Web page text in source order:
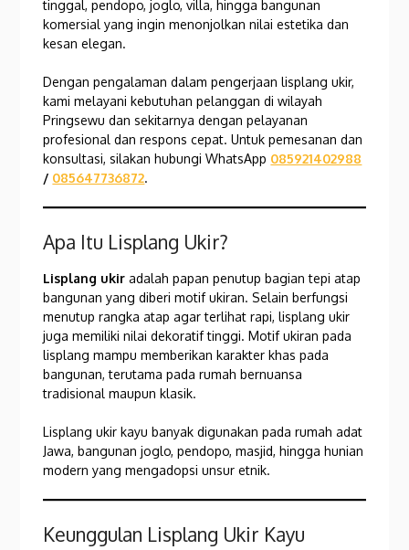
tinggal, pendopo, joglo, villa, hingga bangunan
komersial yang ingin menonjolkan nilai estetika dan
kesan elegan.
Dengan pengalaman dalam pengerjaan lisplang ukir,
kami melayani kebutuhan pelanggan di wilayah
Pringsewu dan sekitarnya dengan pelayanan
profesional dan respons cepat. Untuk pemesanan dan
konsultasi, silakan hubungi WhatsApp 085921402988
/ 085647736872.
Apa Itu Lisplang Ukir?
Lisplang ukir adalah papan penutup bagian tepi atap
bangunan yang diberi motif ukiran. Selain berfungsi
menutup rangka atap agar terlihat rapi, lisplang ukir
juga memiliki nilai dekoratif tinggi. Motif ukiran pada
lisplang mampu memberikan karakter khas pada
bangunan, terutama pada rumah bernuansa
tradisional maupun klasik.
Lisplang ukir kayu banyak digunakan pada rumah adat
Jawa, bangunan joglo, pendopo, masjid, hingga hunian
modern yang mengadopsi unsur etnik.
Keunggulan Lisplang Ukir Kayu